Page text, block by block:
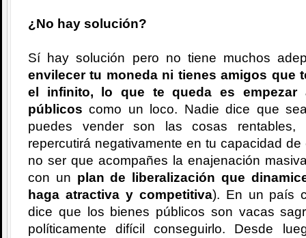
¿No hay solución?
Sí hay solución pero no tiene muchos
envilecer tu moneda ni tienes amigos que
el infinito, lo que te queda es empezar
públicos como un loco. Nadie dice que
puedes vender son las cosas
repercutirá negativamente en tu capacidad
no ser que acompañes la enajenación
con un plan de liberalización que
haga atractiva y competitiva). En un país
dice que los bienes públicos son vacas
políticamente difícil conseguirlo. Desde